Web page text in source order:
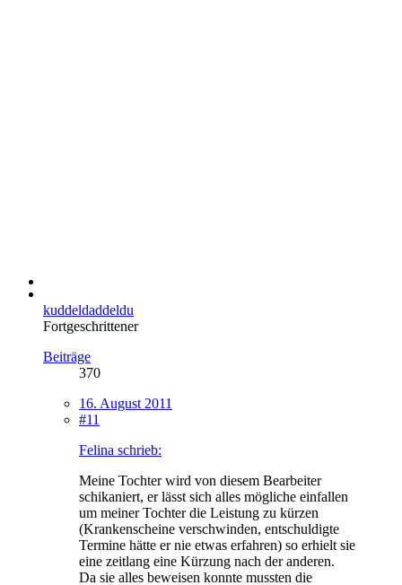
kuddeldaddeldu
Fortgeschrittener
Beiträge
370
16. August 2011
#11
Felina schrieb:
Meine Tochter wird von diesem Bearbeiter
schikaniert, er lässt sich alles mögliche einfallen
um meiner Tochter die Leistung zu kürzen
(Krankenscheine verschwinden, entschuldigte
Termine hätte er nie etwas erfahren) so erhielt sie
eine zeitlang eine Kürzung nach der anderen.
Da sie alles beweisen konnte mussten die